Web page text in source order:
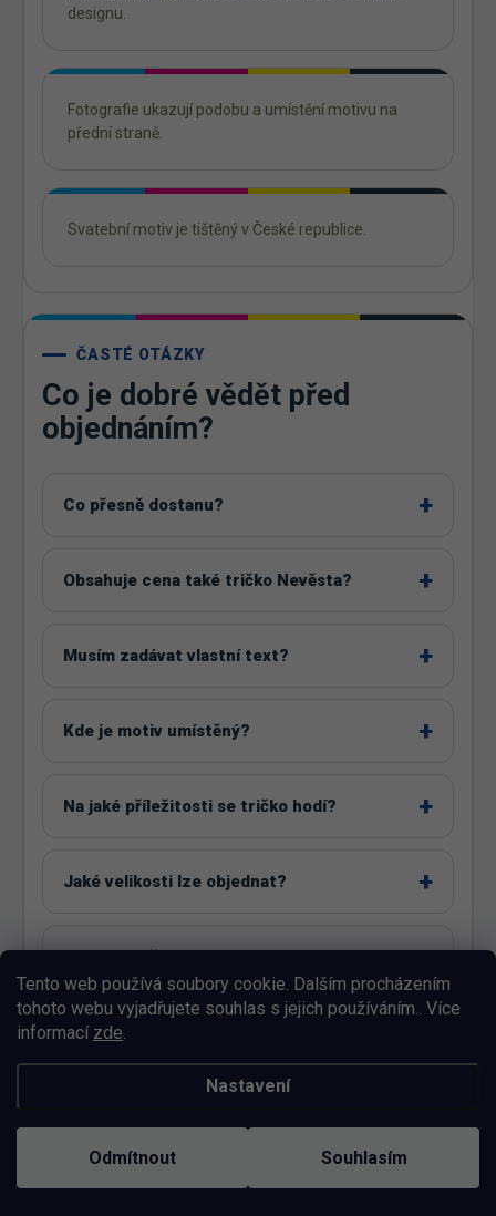
Tento web používá soubory cookie. Dalším procházením
tohoto webu vyjadřujete souhlas s jejich používáním.. Více
informací zde.
Nastavení
Odmítnout Souhlasím
designu.
Fotografie ukazují podobu a umístění motivu na
přední straně.
Svatební motiv je tištěný v České republice.
ČASTÉ OTÁZKY
Co je dobré vědět před
objednáním?
Co přesně dostanu?
Obsahuje cena také tričko Nevěsta?
Musím zadávat vlastní text?
Kde je motiv umístěný?
Na jaké příležitosti se tričko hodí?
Jaké velikosti lze objednat?
Jak správně vybrat velikost?
Co zvolit mezi dvěma velikostmi?
velikostech?